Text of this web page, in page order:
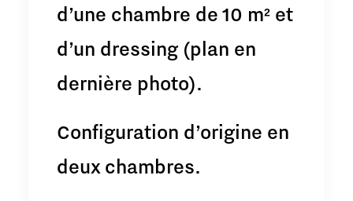
d’une chambre de 10 m² et
d’un dressing (plan en
dernière photo).
Configuration d’origine en
deux chambres.